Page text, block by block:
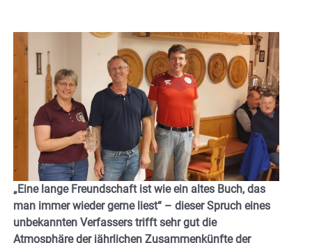
„Eine lange Freundschaft ist wie ein altes Buch, das
man immer wieder gerne liest“ – dieser Spruch eines
unbekannten Verfassers trifft sehr gut die
Atmosphäre der jährlichen Zusammenkünfte der